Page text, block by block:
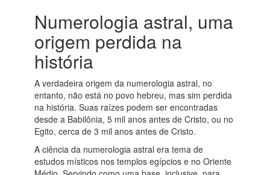
Numerologia astral, uma
origem perdida na
história
A verdadeira origem da numerologia astral, no
entanto, não está no povo hebreu, mas sim perdida
na história. Suas raízes podem ser encontradas
desde a Babilônia, 5 mil anos antes de Cristo, ou no
Egito, cerca de 3 mil anos antes de Cristo.
A ciência da numerologia astral era tema de
estudos místicos nos templos egípcios e no Oriente